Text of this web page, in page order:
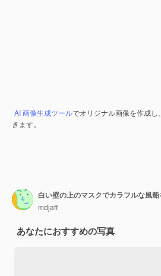
AI 画像生成ツールでオリジナル画像を作成し、
きます。
mdjaff
あなたにおすすめの写真